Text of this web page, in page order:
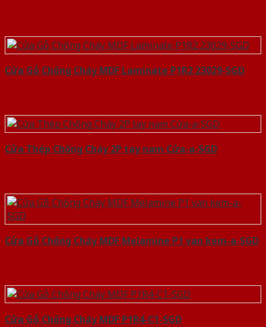
Cửa Gỗ Chống Cháy MDF Laminate P1R2 23029-SGD
Cửa Thép Chống Cháy 2P tay nam Cửa-a-SGD
Cửa Gỗ Chống Cháy MDF Melamine P1 van kem-a-SGD
Cửa Gỗ Chống Cháy MDF P1R4-C1-SGD